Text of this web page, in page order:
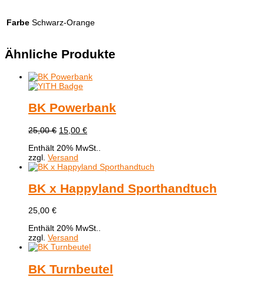
Farbe Schwarz-Orange
Ähnliche Produkte
BK Powerbank
25,00€ Ursprünglicher
war:
25,00 €
15,00 €Aktueller
ist:
Enthält 20% MwSt..
zzgl. Versand
BK x Happyland Sporthandtuch
25,00 €
Enthält 20% MwSt..
zzgl. Versand
BK Turnbeutel